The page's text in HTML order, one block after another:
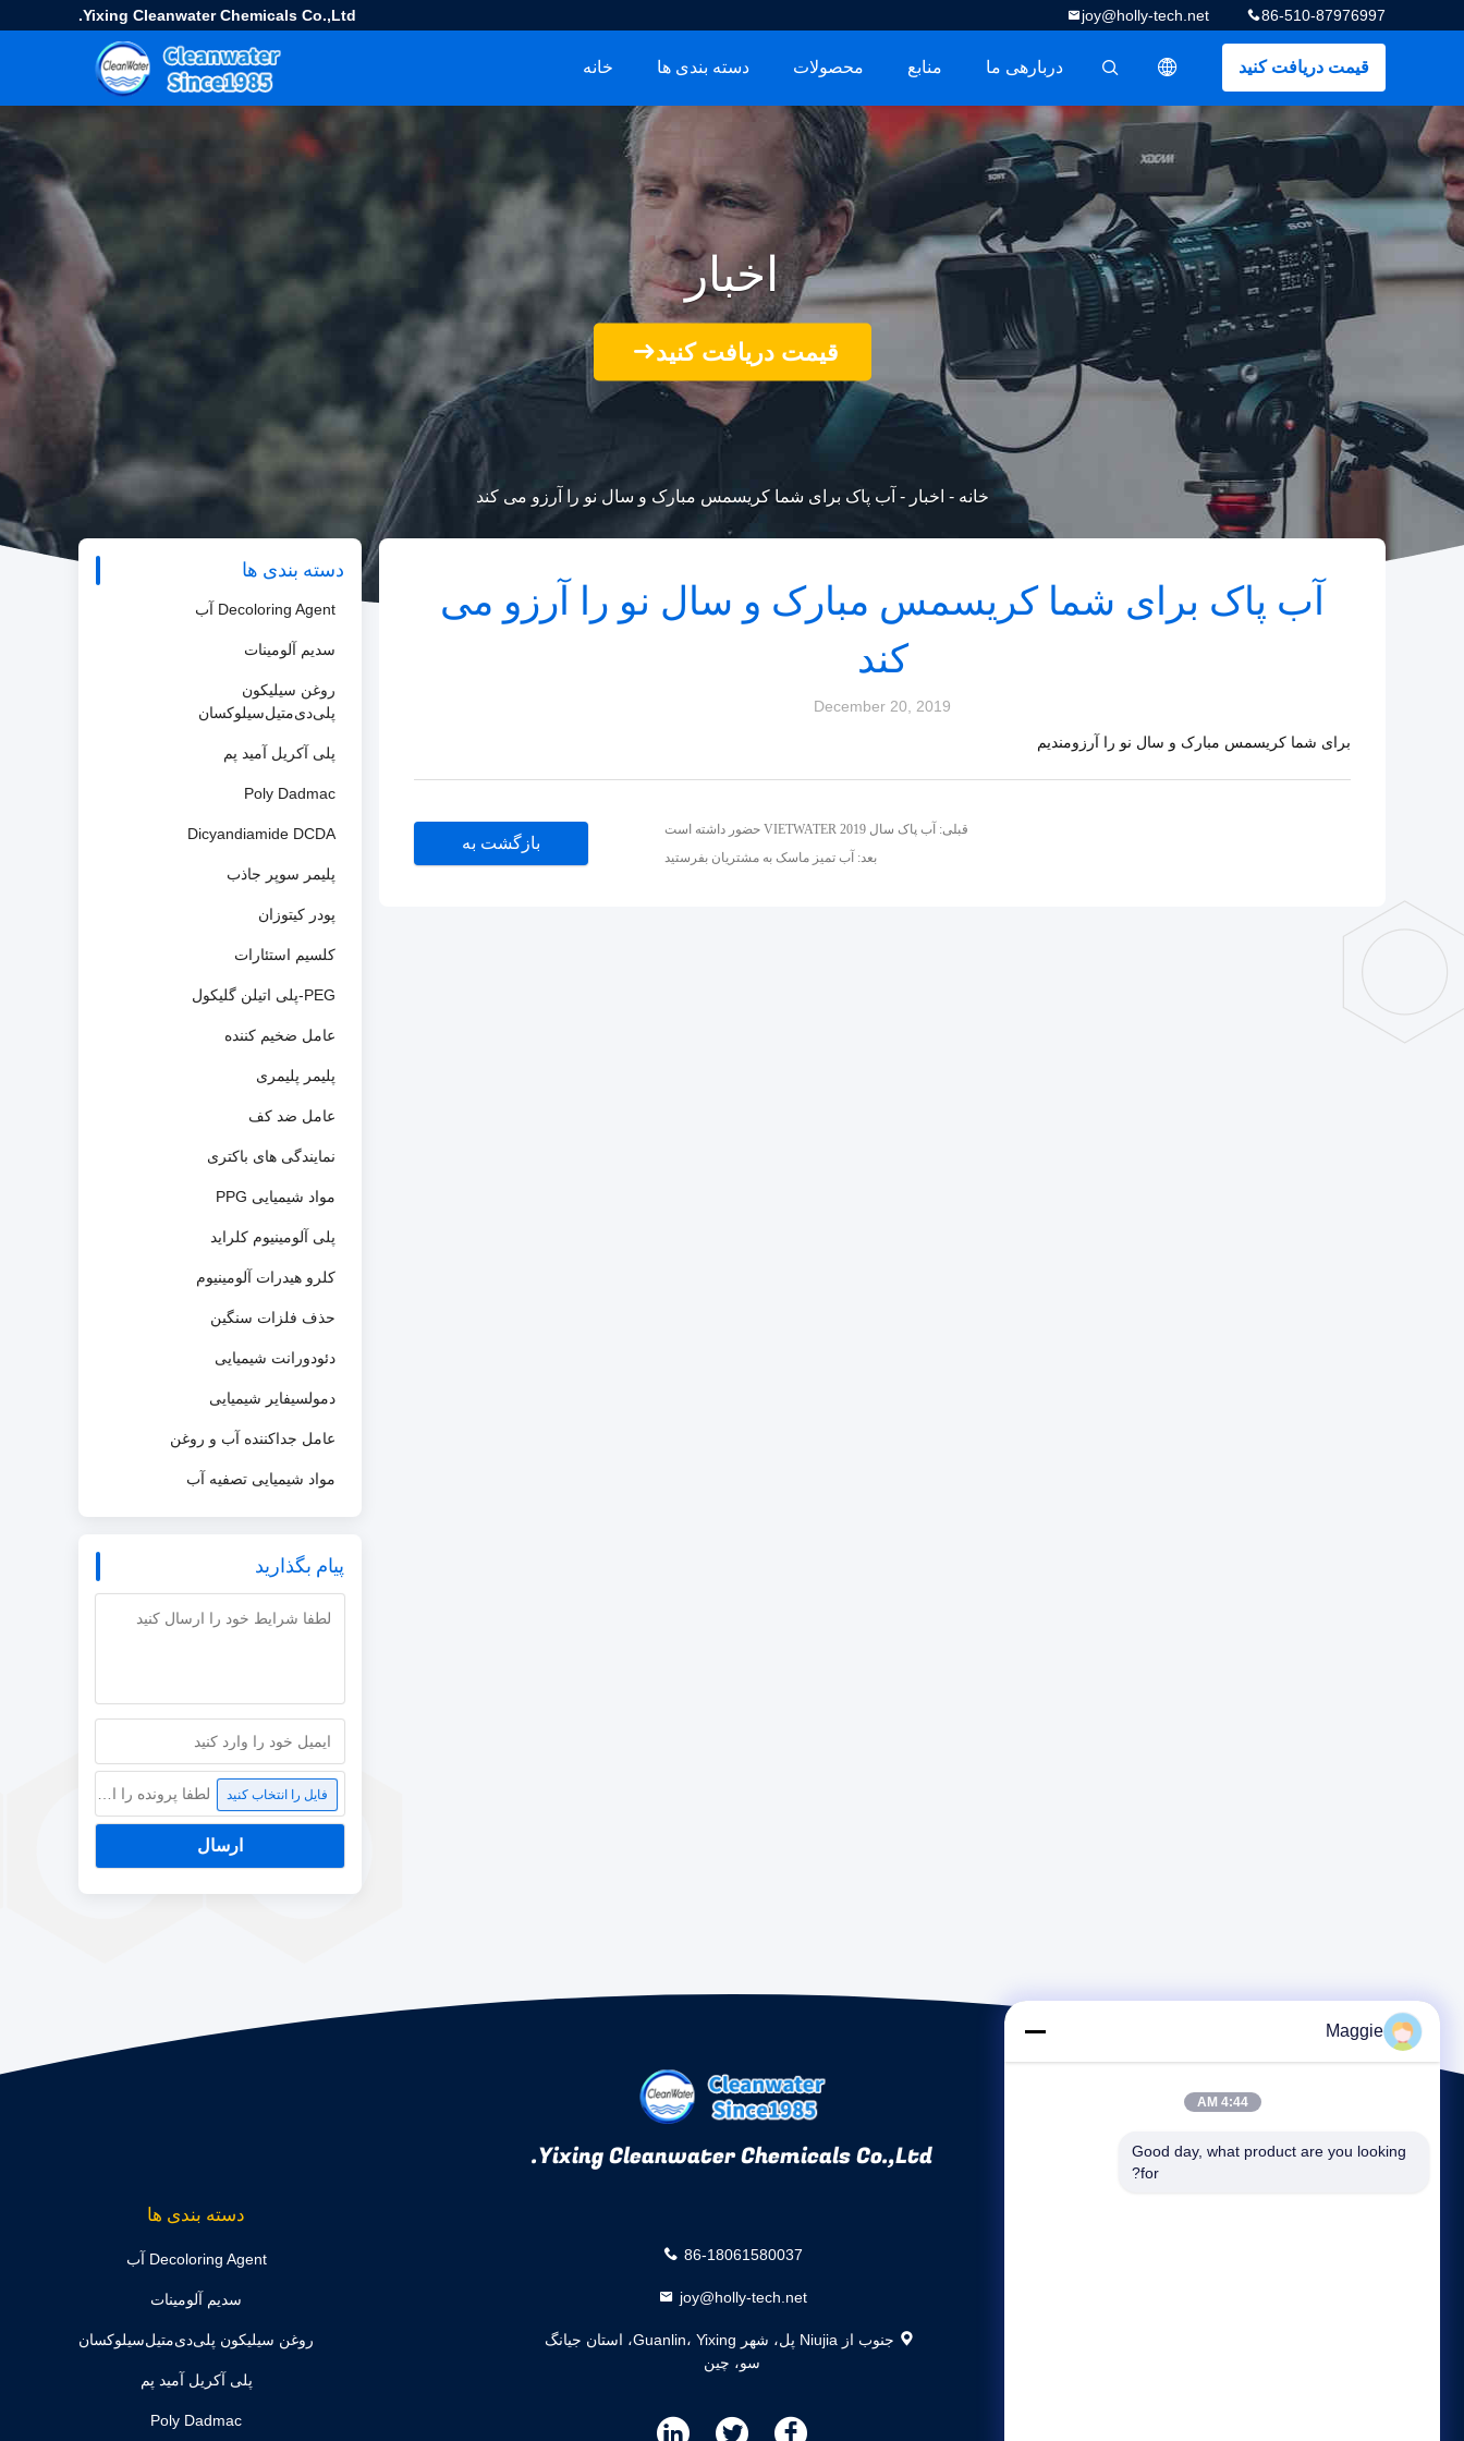
Yixing Cleanwater Chemicals Co.,Ltd. 86-510-87976997
joy@holly-tech.net
قیمت دریافت کنید خانه دسته بندی ها محصولات منابع دربارهی ما
اخبار
قیمت دریافت کنید
خانه - اخبار - آب پاک برای شما کریسمس مبارک و سال نو را آرزو می کند
دسته بندی ها
Decoloring Agent آب
سدیم آلومینات
روغن سیلیکون
پلی‌دی‌متیل‌سیلوکسان
پلی آکریل آمید پم
Poly Dadmac
Dicyandiamide DCDA
پلیمر سوپر جاذب
پودر کیتوزان
کلسیم استئارات
PEG-پلی اتیلن گلیکول
عامل ضخیم کننده
پلیمر پلیمری
عامل ضد کف
نمایندگی های باکتری
مواد شیمیایی PPG
پلی آلومینیوم کلراید
کلرو هیدرات آلومینیوم
حذف فلزات سنگین
دئودورانت شیمیایی
دمولسیفایر شیمیایی
عامل جداکننده آب و روغن
مواد شیمیایی تصفیه آب
پیام بگذارید
فایل را انتخاب کنید
ارسال
آب پاک برای شما کریسمس مبارک و سال نو را آرزو می
کند
December 20, 2019
برای شما کریسمس مبارک و سال نو را آرزومندیم
قبلی: آب پاک سال 2019 VIETWATER حضور داشته است
بعد: آب تمیز ماسک به مشتریان بفرستید
بازگشت به
Yixing Cleanwater Chemicals Co.,Ltd.
دسته بندی ها
Decoloring Agent آب
سدیم آلومینات
روغن سیلیکون پلی‌دی‌متیل‌سیلوکسان
پلی آکریل آمید پم
Poly Dadmac
86-18061580037
joy@holly-tech.net
جنوب از Niujia پل، شهر Guanlin، Yixing، استان جیانگ
سو، چین
Maggie
4:44 AM
Good day, what product are you looking
for?